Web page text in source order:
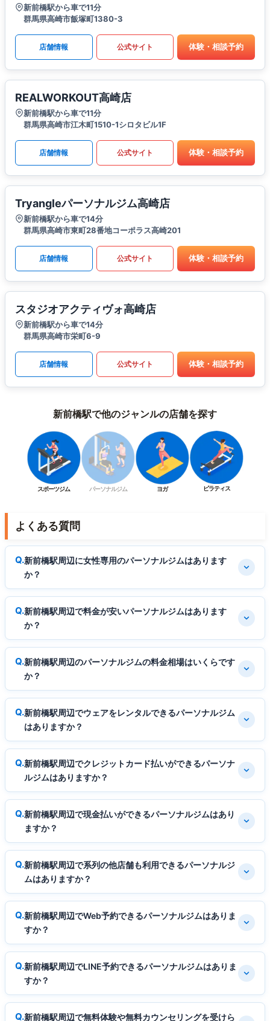
新前橋駅から車で11分
群馬県高崎市飯塚町1380-3
店舗情報 公式サイト 体験・相談予約
REALWORKOUT高崎店
新前橋駅から車で11分
群馬県高崎市江木町1510-1シロタビル1F
店舗情報 公式サイト 体験・相談予約
Tryangleパーソナルジム高崎店
新前橋駅から車で14分
群馬県高崎市東町28番地コーポラス高崎201
店舗情報 公式サイト 体験・相談予約
スタジオアクティヴォ高崎店
新前橋駅から車で14分
群馬県高崎市栄町6-9
店舗情報 公式サイト 体験・相談予約
新前橋駅で他のジャンルの店舗を探す
スポーツジム パーソナルジム ヨガ ピラティス
よくある質問
新前橋駅周辺に女性専用のパーソナルジムはあります
か？
新前橋駅周辺で料金が安いパーソナルジムはあります
か？
新前橋駅周辺のパーソナルジムの料金相場はいくらです
か？
新前橋駅周辺でウェアをレンタルできるパーソナルジム
はありますか？
新前橋駅周辺でクレジットカード払いができるパーソナ
ルジムはありますか？
新前橋駅周辺で現金払いができるパーソナルジムはあり
ますか？
新前橋駅周辺で系列の他店舗も利用できるパーソナルジ
ムはありますか？
新前橋駅周辺でWeb予約できるパーソナルジムはありま
すか？
新前橋駅周辺でLINE予約できるパーソナルジムはありま
すか？
新前橋駅周辺で無料体験や無料カウンセリングを受けら